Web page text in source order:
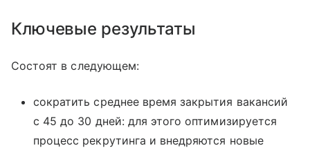
Ключевые результаты
Состоят в следующем:
сократить среднее время закрытия вакансий
с 45 до 30 дней: для этого оптимизируется
процесс рекрутинга и внедряются новые